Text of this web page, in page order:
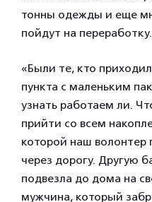
тонны одежды и еще
пойдут на переработку.
«Были те, кто
пункта с маленьким
узнать работаем ли.
прийти со всем
которой наш волонтер
через дорогу. Другую
подвезла до дома на
мужчина, который